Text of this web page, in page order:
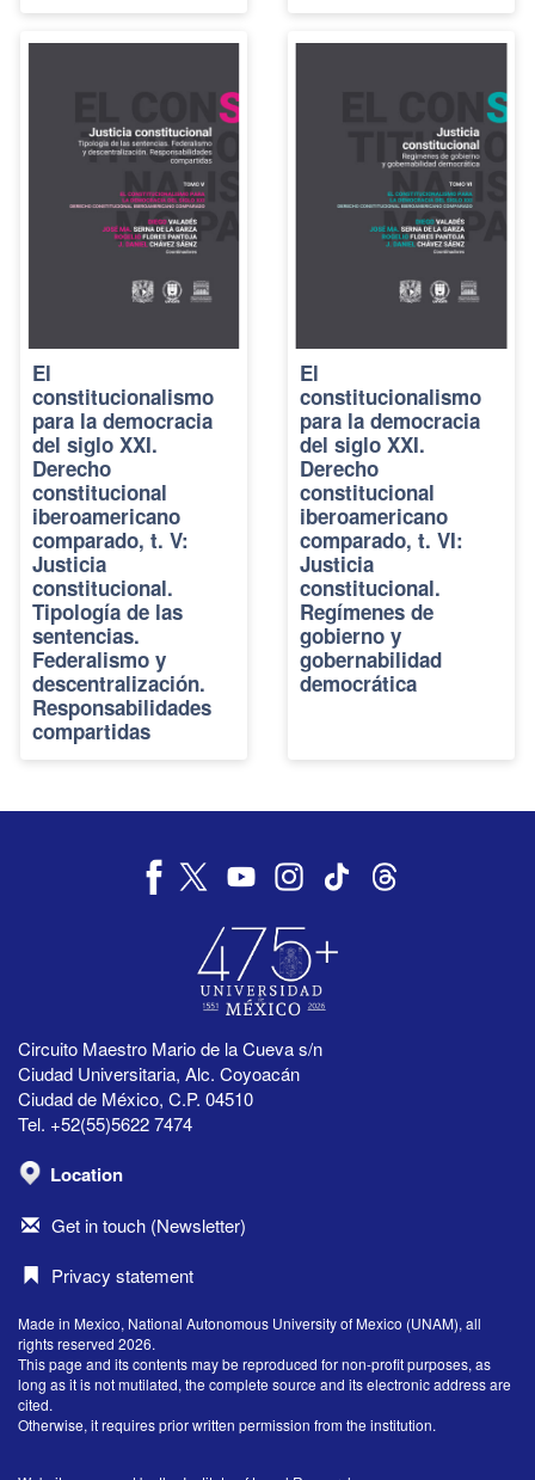
El
constitucionalismo
para la democracia
del siglo XXI.
Derecho
constitucional
iberoamericano
comparado, t. V:
Justicia
constitucional.
Tipología de las
sentencias.
Federalismo y
descentralización.
Responsabilidades
compartidas
El
constitucionalismo
para la democracia
del siglo XXI.
Derecho
constitucional
iberoamericano
comparado, t. VI:
Justicia
constitucional.
Regímenes de
gobierno y
gobernabilidad
democrática
Circuito Maestro Mario de la Cueva s/n
Ciudad Universitaria, Alc. Coyoacán
Ciudad de México, C.P. 04510
Tel. +52(55)5622 7474
Location
Get in touch (Newsletter)
Privacy statement
Made in Mexico, National Autonomous University of Mexico (UNAM), all
rights reserved 2026.
This page and its contents may be reproduced for non-profit purposes, as
long as it is not mutilated, the complete source and its electronic address are
cited.
Otherwise, it requires prior written permission from the institution.